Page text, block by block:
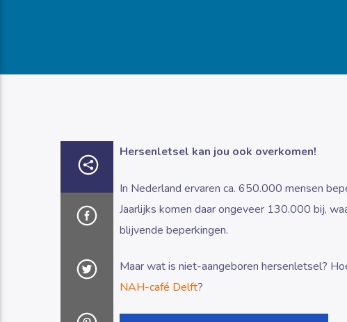
Hersenletsel kan jou ook overkomen!
In Nederland ervaren ca. 650.000 mensen
Jaarlijks komen daar ongeveer 130.000 bij,
blijvende beperkingen.
Maar wat is niet-aangeboren hersenletsel?
NAH-café Delft?